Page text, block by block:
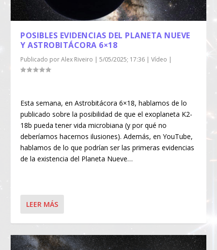
POSIBLES EVIDENCIAS DEL PLANETA NUEVE
Y ASTROBITÁCORA 6×18
Publicado porAlex Riveiro |5/05/2025; 17:36 |Vídeo |
Esta semana, en Astrobitácora 6×18, hablamos de lo
publicado sobre la posibilidad de que el exoplaneta K2-
18b pueda tener vida microbiana (y por qué no
deberíamos hacernos ilusiones). Además, en YouTube,
hablamos de lo que podrían ser las primeras evidencias
de la existencia del Planeta Nueve…
LEER MÁS